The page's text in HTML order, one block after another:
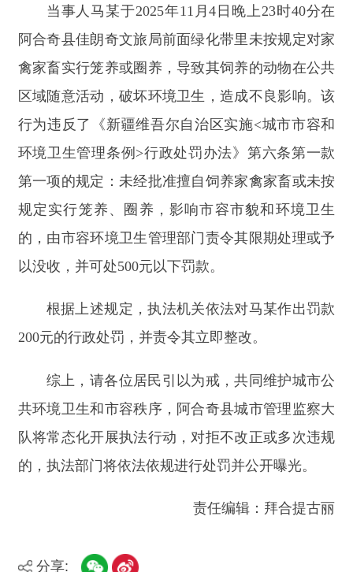
元的行政处罚，并责令其立即整改。
综上，请各位居民引以为戒，共同维护城市公
共环境卫生和市容秩序，阿合奇县城市管理监察大
队将常态化开展执法行动，对拒不改正或多次违规
的，执法部门将依法依规进行处罚并公开曝光。
责任编辑：拜合提古丽
分享:
打印本页
承办：新疆阿合奇县政务服务和数字发
展中心
政府网站标识码：6530230001
新ICP备16001989号
地 址：阿合奇县南大街 邮 编：843500
法律声明
电话：0908-5623856
政务新媒体矩阵
5620663